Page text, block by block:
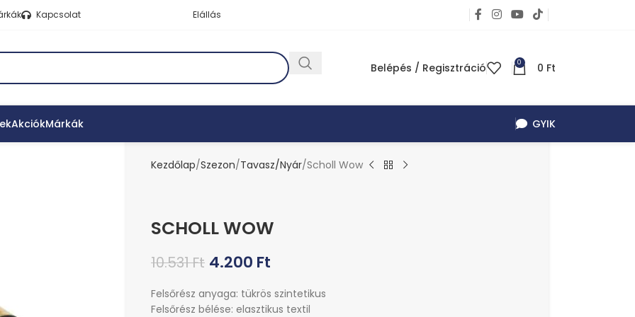
Kapcsolat Elállás
Belépés / Regisztráció 0 0 Ft
AkciókMárkák GYIK
Kezdőlap Szezon Tavasz/Nyár Scholl Wow
SCHOLL WOW
10.531Ft 4.200 Ft
Felsőrész anyaga: tükrös szintetikus
Felsőrész bélése: elasztikus textil